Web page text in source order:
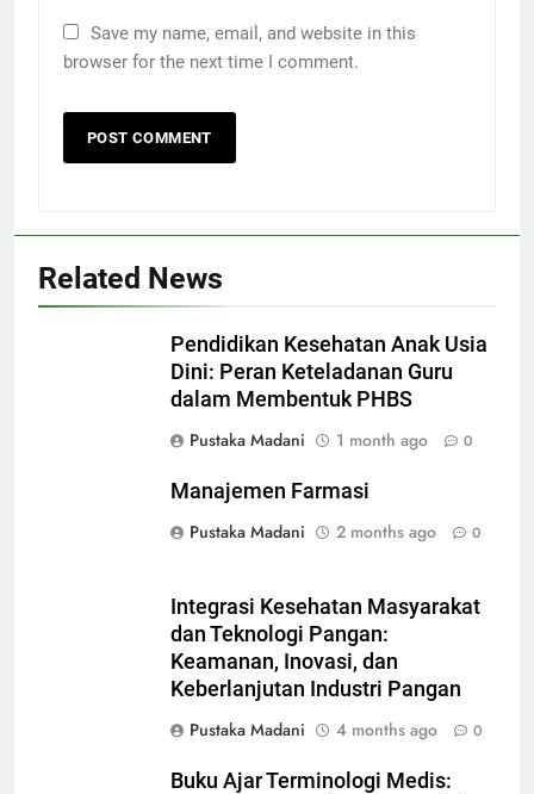
Save my name, email, and website in this
browser for the next time I comment.
Related News
Pendidikan Kesehatan Anak Usia
Dini: Peran Keteladanan Guru
dalam Membentuk PHBS
Pustaka Madani
1 month ago 0
Manajemen Farmasi
Pustaka Madani
2 months ago 0
Integrasi Kesehatan Masyarakat
dan Teknologi Pangan:
Keamanan, Inovasi, dan
Keberlanjutan Industri Pangan
Pustaka Madani
4 months ago 0
Buku Ajar Terminologi Medis: